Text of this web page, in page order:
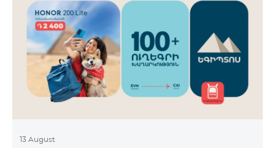
13 August